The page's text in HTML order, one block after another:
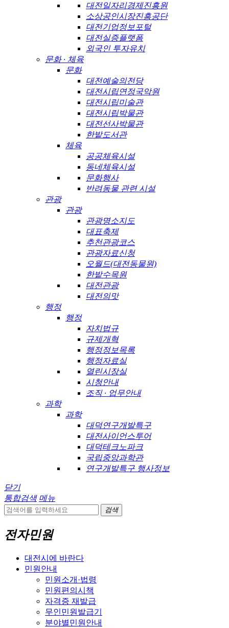
대전일자리경제진흥원
소상공인시장진흥공단
대전기업정보포털
대전실증플랫폼
외국인 투자유치
문화 · 체육
문화
대전예술의전당
대전시립연정국악원
대전시립미술관
대전시립박물관
대전선사박물관
한밭도서관
체육
공공체육시설
동네체육시설
문화행사
반려동물 관련 시설
관광
관광
관광명소지도
대표축제
추천관광코스
관광자료신청
오월드(대전동물원)
한밭수목원
대전관광
대전의맛
행정
행정
자치법규
규제개혁
행정정보목록
행정자료실
열린시장실
시청안내
조직 · 업무안내
과학
과학
대덕연구개발특구
대전사이언스투어
대덕테크노파크
국립중앙과학관
연구개발특구 행사정보
닫기
통합검색 메뉴
검색
전자민원
대전시에 바란다
민원안내
민원소개·법령
민원편의시책
자격증 재발급
무인민원발급기
분야별민원안내